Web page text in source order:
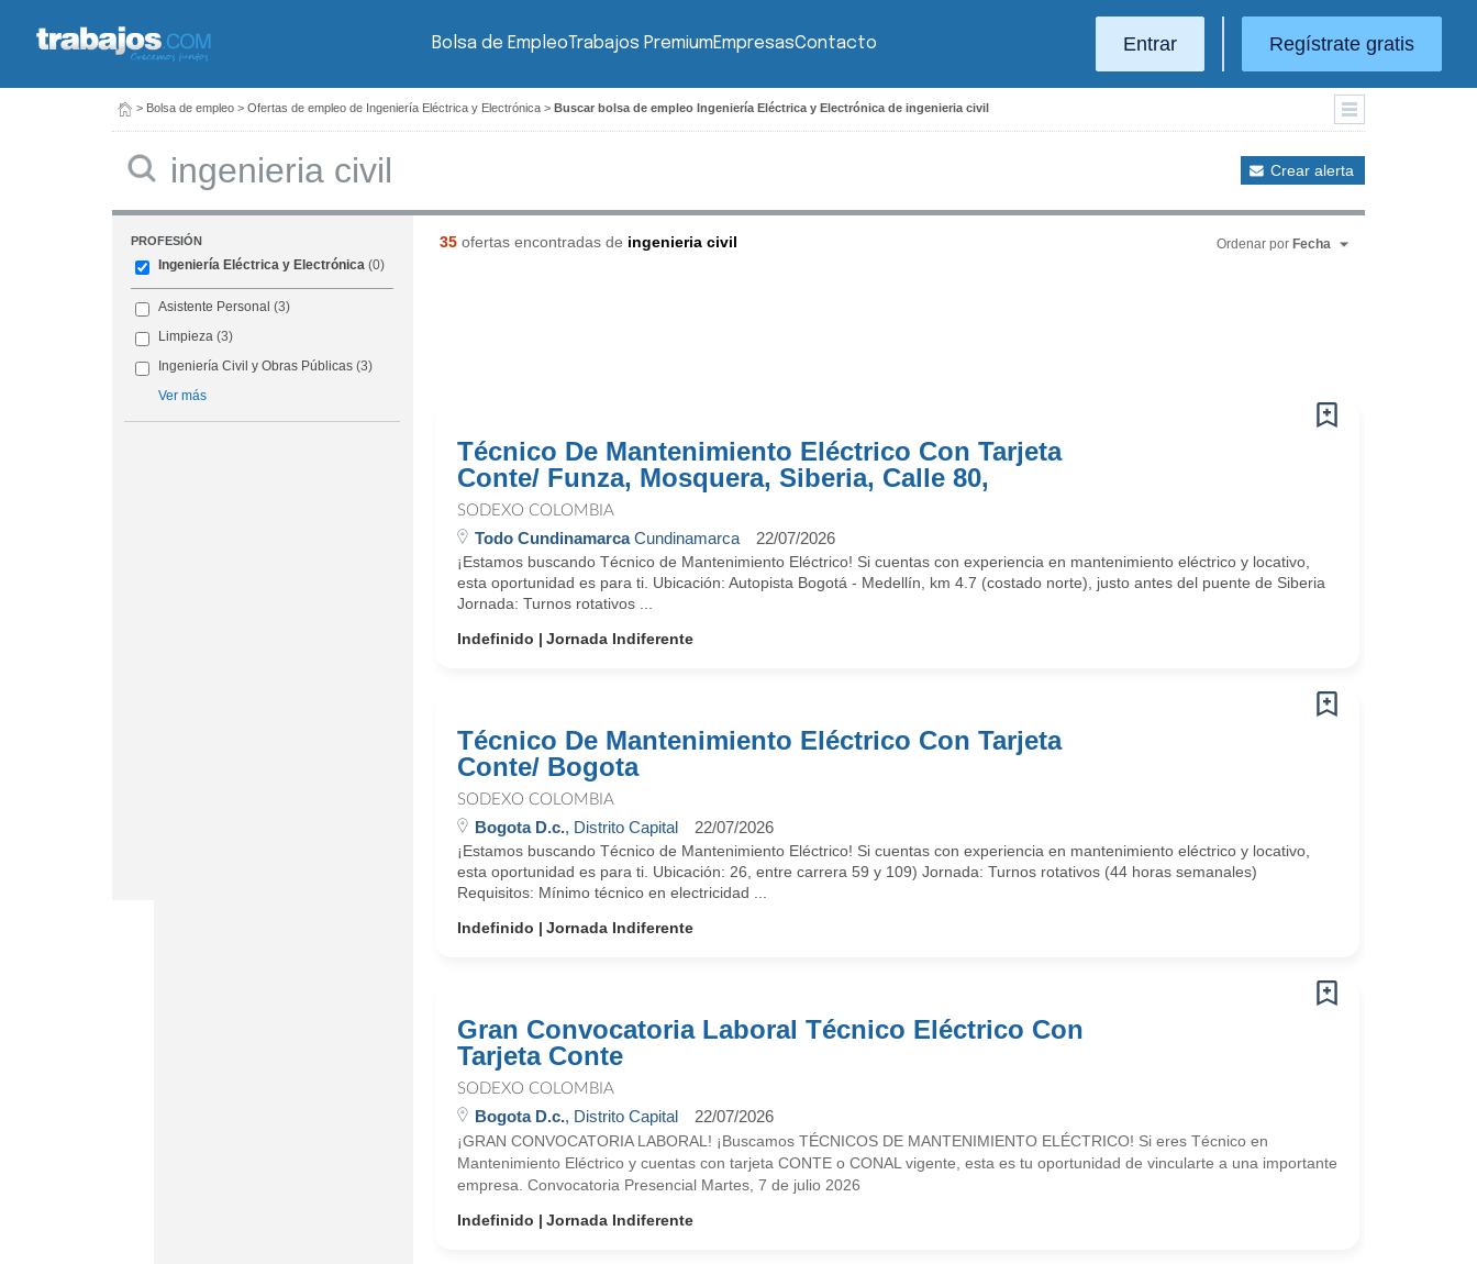
Bolsa de EmpleoTrabajos PremiumEmpresasContacto Entrar Regístrate gratis
> Bolsa de empleo > Ofertas de empleo de Ingeniería Eléctrica y Electrónica > Buscar bolsa de empleo Ingeniería Eléctrica y Electrónica de ingenieria civil
Crear alerta
PROFESIÓN
Ingeniería Eléctrica y Electrónica (0)
Asistente Personal (3)
Limpieza (3)
Ingeniería Civil y Obras Públicas (3)
Ver más
35ofertas encontradas de ingenieria civil Ordenar por Fecha
Técnico De Mantenimiento Eléctrico Con Tarjeta
Conte/ Funza, Mosquera, Siberia, Calle 80,
SODEXO COLOMBIA
Todo CundinamarcaCundinamarca 22/07/2026
¡Estamos buscando Técnico de Mantenimiento Eléctrico! Si cuentas con experiencia en mantenimiento eléctrico y locativo,
esta oportunidad es para ti. Ubicación: Autopista Bogotá - Medellín, km 4.7 (costado norte), justo antes del puente de Siberia
Jornada: Turnos rotativos ...
Indefinido
Jornada Indiferente
Técnico De Mantenimiento Eléctrico Con Tarjeta
Conte/ Bogota
SODEXO COLOMBIA
Bogota D.c., Distrito Capital 22/07/2026
¡Estamos buscando Técnico de Mantenimiento Eléctrico! Si cuentas con experiencia en mantenimiento eléctrico y locativo,
esta oportunidad es para ti. Ubicación: 26, entre carrera 59 y 109) Jornada: Turnos rotativos (44 horas semanales)
Requisitos: Mínimo técnico en electricidad ...
Indefinido
Jornada Indiferente
Gran Convocatoria Laboral Técnico Eléctrico Con
Tarjeta Conte
SODEXO COLOMBIA
Bogota D.c., Distrito Capital 22/07/2026
¡GRAN CONVOCATORIA LABORAL! ¡Buscamos TÉCNICOS DE MANTENIMIENTO ELÉCTRICO! Si eres Técnico en
Mantenimiento Eléctrico y cuentas con tarjeta CONTE o CONAL vigente, esta es tu oportunidad de vincularte a una importante
empresa. Convocatoria Presencial Martes, 7 de julio 2026
Indefinido
Jornada Indiferente